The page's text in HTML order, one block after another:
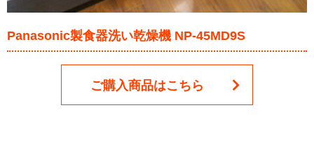
Panasonic製食器洗い乾燥機 NP-45MD9S
ご購入商品はこちら